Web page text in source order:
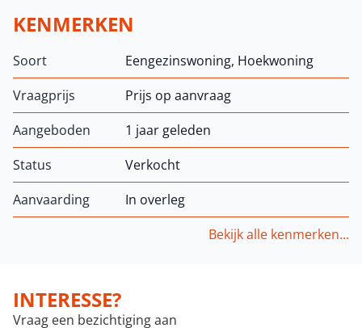
KENMERKEN
Soort
Eengezinswoning, Hoekwoning
Vraagprijs
Prijs op aanvraag
Aangeboden
1 jaar geleden
Status
Verkocht
Aanvaarding
In overleg
Bekijk alle kenmerken...
INTERESSE?
Vraag een bezichtiging aan